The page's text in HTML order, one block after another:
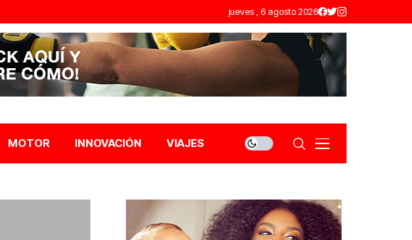
jueves , 6 agosto 2026
MOTOR INNOVACIÓN VIAJES